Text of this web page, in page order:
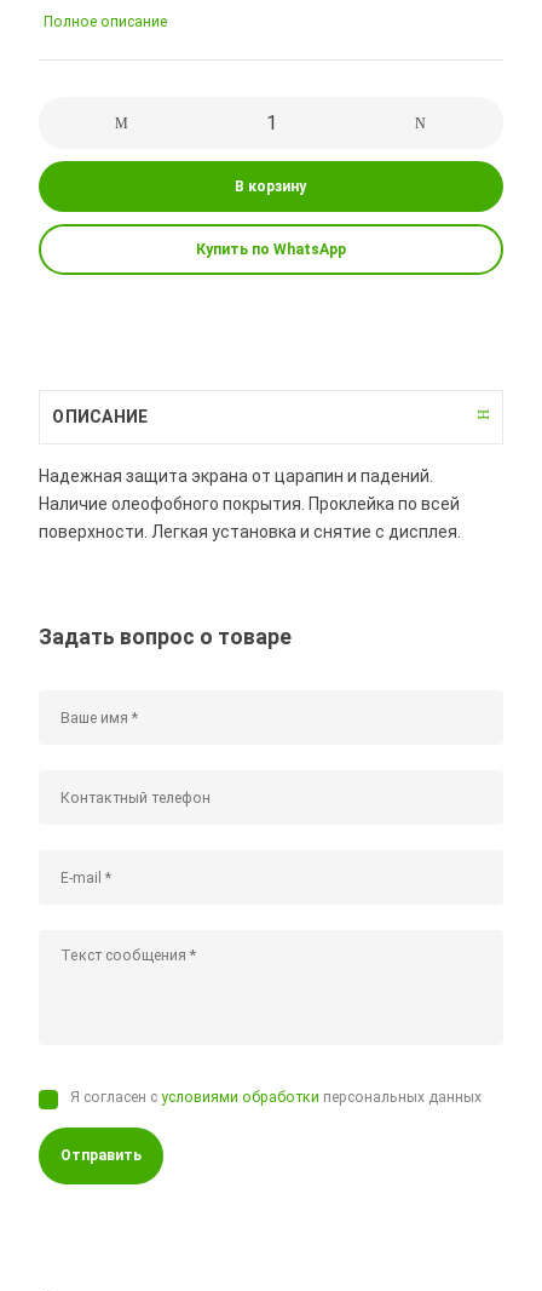
Полное описание
В корзину
Купить по WhatsApp
ОПИСАНИЕ
Надежная защита экрана от царапин и падений.
Наличие олеофобного покрытия. Проклейка по всей
поверхности. Легкая установка и снятие с дисплея.
Задать вопрос о товаре
Я согласен сусловиями обработки персональных данных
Отправить